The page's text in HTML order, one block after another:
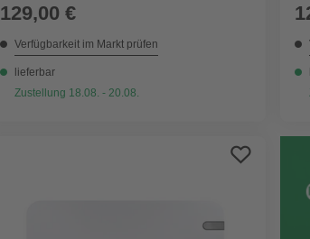
129,00 €
Verfügbarkeit im Markt prüfen
lieferbar
Zustellung 18.08. - 20.08.